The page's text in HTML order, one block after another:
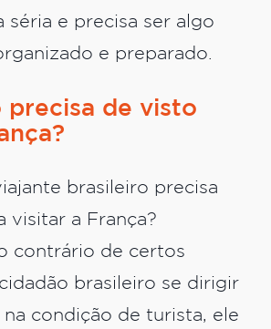
séria e precisa ser algo
e preparado.
precisa de visto
brasileiro precisa
visitar a França?
contrário de certos
brasileiro se dirigir
na condição de turista, ele